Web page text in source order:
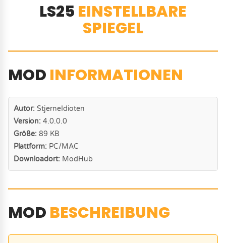
LS25 EINSTELLBARE
SPIEGEL
MOD INFORMATIONEN
Autor: StjerneIdioten
Version: 4.0.0.0
Größe: 89 KB
Plattform: PC/MAC
Downloadort: ModHub
MOD BESCHREIBUNG